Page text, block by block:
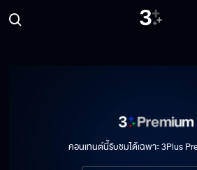
คอนเทนต์นี้รับชมได้เฉพาะ 3Plus